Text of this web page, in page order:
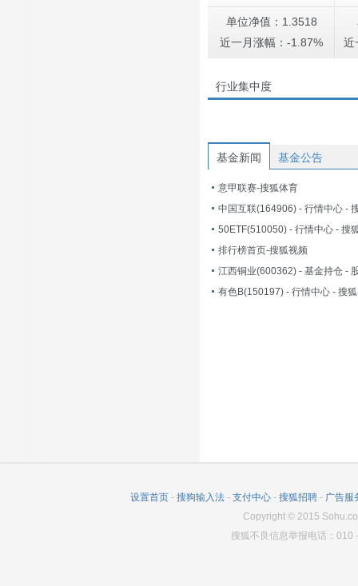
单位净值：1.3518
近一月涨幅：-1.87%
近
行业集中度
基金新闻 基金公告
意甲联赛-搜狐体育
中国互联(164906) - 行情中心 -
50ETF(510050) - 行情中心 - 搜
排行榜首页-搜狐视频
有色B(150197) - 行情中心 - 搜
设置首页 - 搜狗输入法 - 支付中心 - 搜狐招聘 - 广告服
Copyright© 2015
搜狐不良信息举报电话：010